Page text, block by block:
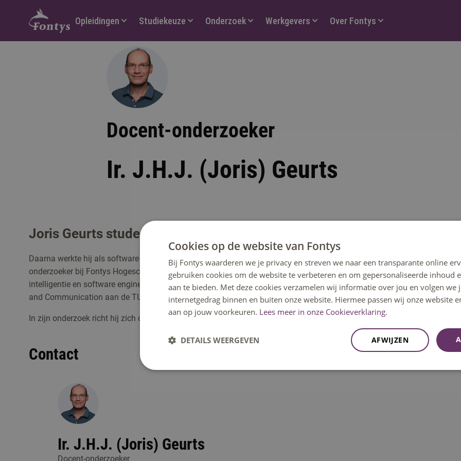
Hoofdmenu
Opleidingen Studiekeuze Onderzoek Werkgevers Over Fontys
Docent-onderzoeker
Ir. J.H.J. (Joris) Geurts
Joris Geurts studeerde Technische Informatica aan de Technische
Daarna werkte hij als software architect bij Philips en NXP. Sinds 2007 werkt hij als docent-
onderzoeker bij Fontys Hogeschool ICT, waar hij les geeft op het gebied van kunstmatige
intelligentie en software engineering. In 2012 voltooide hij de mastergraad in Science Education
and Communication aan de TU/e (ESoE).
In zijn onderzoek richt hij zich op de toepassingen van AI in de gezondheidszorg en robotisering.
Contact
Ir. J.H.J. (Joris) Geurts
Docent-onderzoeker
Cookies op de website van Fontys
Bij Fontys waarderen we je privacy en streven we naar een transparante online
gebruiken cookies om de website te verbeteren en om gepersonaliseerde inhoud
aan te bieden. Met deze cookies verzamelen wij informatie over jou en volgen we
internetgedrag binnen en buiten onze website. Hiermee passen wij onze website
aan op jouw voorkeuren. Lees meer in onze Cookieverklaring.
AFWIJZEN
DETAILS WEERGEVEN